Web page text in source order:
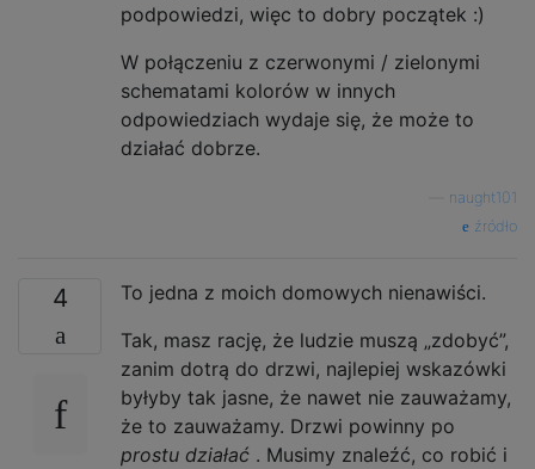
podpowiedzi, więc to dobry początek :)
W połączeniu z czerwonymi / zielonymi
schematami kolorów w innych
odpowiedziach wydaje się, że może to
działać dobrze.
naught101
źródło
4
To jedna z moich domowych nienawiści.
Tak, masz rację, że ludzie muszą „zdobyć”,
zanim dotrą do drzwi, najlepiej wskazówki
byłyby tak jasne, że nawet nie zauważamy,
że to zauważamy. Drzwi powinny po
prostu działać . Musimy znaleźć, co robić i